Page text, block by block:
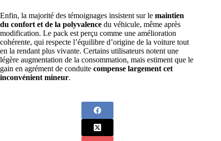
Enfin, la majorité des témoignages insistent sur le maintien
du confort et de la polyvalence du véhicule, même après
modification. Le pack est perçu comme une amélioration
cohérente, qui respecte l’équilibre d’origine de la voiture tout
en la rendant plus vivante. Certains utilisateurs notent une
légère augmentation de la consommation, mais estiment que le
gain en agrément de conduite compense largement cet
inconvénient mineur.